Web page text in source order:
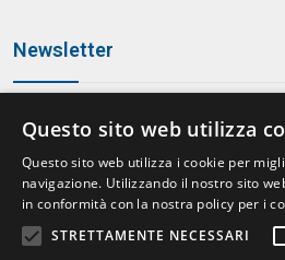
Newsletter
Questo sito web utilizza
Questo sito web utilizza i cookie per
navigazione. Utilizzando il nostro sito
in conformità con la nostra policy per i
STRETTAMENTE NECESSARI